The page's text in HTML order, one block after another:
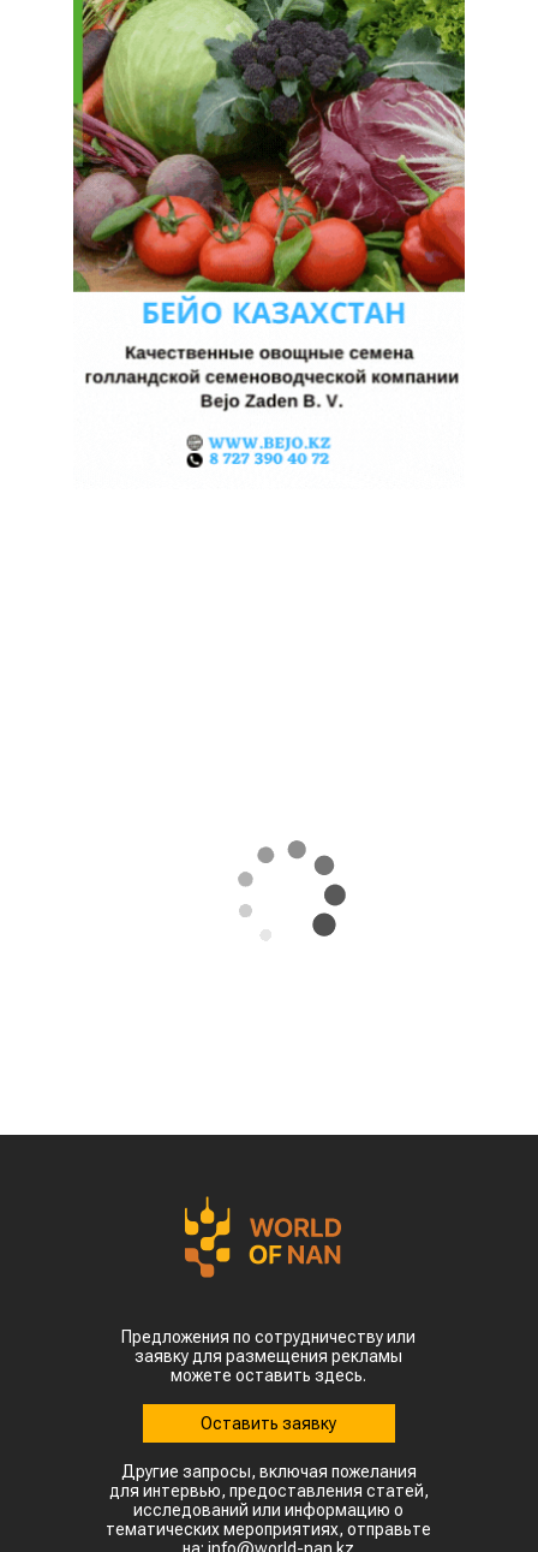
Предложения по сотрудничеству или
заявку для размещения рекламы
можете оставить здесь.
Оставить заявку
Другие запросы, включая пожелания
для интервью, предоставления статей,
исследований или информацию о
тематических мероприятиях, отправьте
на: info@world-nan.kz